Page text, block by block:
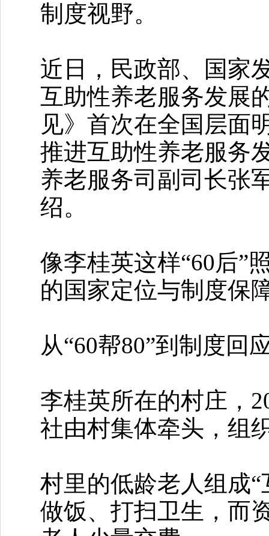
制度视野。
近日，民政部、国家
互助性养老服务发展
见》首次在全国层面
推进互助性养老服务
养老服务司副司长张
绍。
像李桂英这样“60后”
的国家定位与制度保
从“60帮80”到制度回
李桂英所在的村庄，
社由村集体牵头，组
村里的低龄老人组成
做饭、打扫卫生，而